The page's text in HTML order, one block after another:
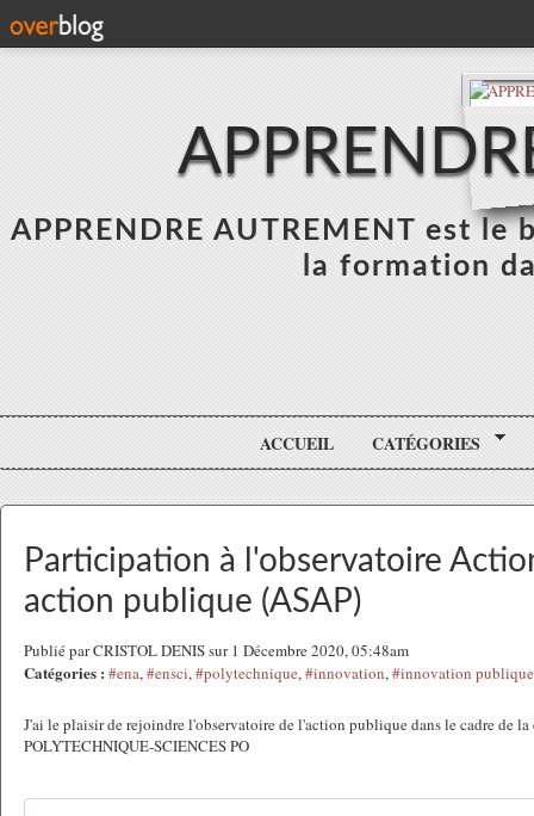
APPRENDRE AUTREMENT est
la formation
ACCUEIL CATÉGORIES
Participation à l'observatoire
action publique (ASAP)
Publié par CRISTOL DENIS sur 1 Décembre 2020, 05:48am
Catégories : #ena,#ensci,#polytechnique,#innovation,#innovation publique
J'ai le plaisir de rejoindre l'observatoire de l'action publique dans le cadre de
POLYTECHNIQUE-SCIENCES PO